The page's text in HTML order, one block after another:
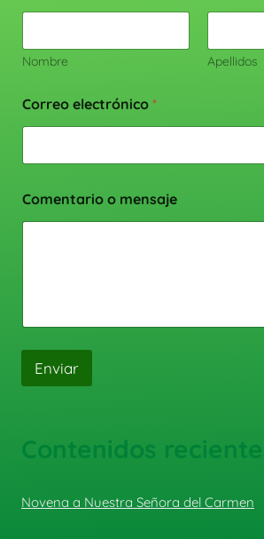
Nombre Apellidos
Correo electrónico *
Comentario o mensaje
Enviar
Contenidos
Novena a Nuestra Señora del Carmen